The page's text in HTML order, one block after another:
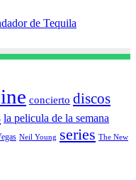
de Tequila
concierto discos
la pelicula de la semana
Neil Young series The New